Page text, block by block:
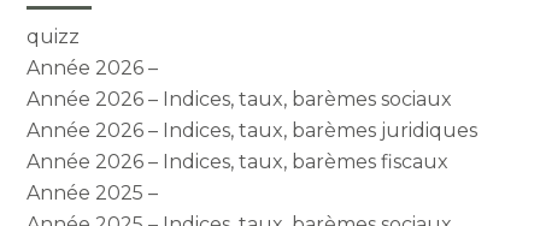
quizz
Année 2026 –
Année 2026 – Indices, taux, barèmes sociaux
Année 2026 – Indices, taux, barèmes juridiques
Année 2026 – Indices, taux, barèmes fiscaux
Année 2025 –